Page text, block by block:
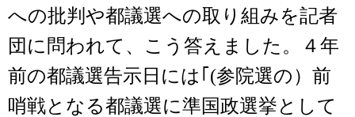
への批判や都議選への取り組みを記者
団に問われて、こう答えました。４年
前の都議選告示日には｢(参院選の）前
哨戦となる都議選に準国政選挙として